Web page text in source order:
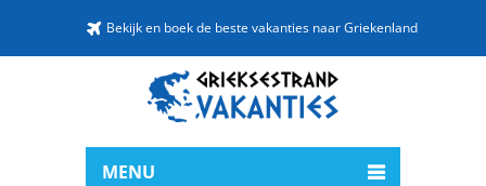
Bekijk en boek de beste vakanties naar Griekenland
MENU